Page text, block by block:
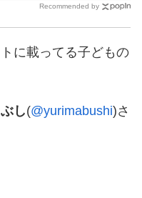
Recommended by
に載ってる子どもの
し(@yurimabushi)さ